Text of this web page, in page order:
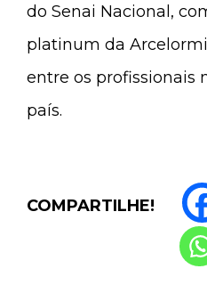
do Senai Nacional,
platinum da
entre os profissionais
país.
COMPARTILHE!